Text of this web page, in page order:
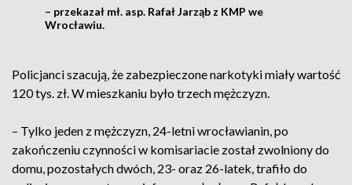
– przekazał mł. asp. Rafał Jarząb z KMP we
Wrocławiu.
Policjanci szacują, że zabezpieczone narkotyki miały wartość
120 tys. zł. W mieszkaniu było trzech mężczyzn.
– Tylko jeden z mężczyzn, 24-letni wrocławianin, po
zakończeniu czynności w komisariacie został zwolniony do
domu, pozostałych dwóch, 23- oraz 26-latek, trafiło do